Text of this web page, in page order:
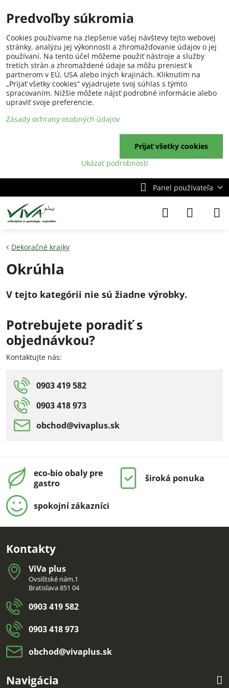
Panel používateľa
Dekoračné krajky
Okrúhla
Potrebujete poradiť s
objednávkou?
Kontaktujte nás:
0903 419 582
0903 418 973
obchod​@vivaplus​.sk
eco-bio obaly pre
gastro
široká ponuka
spokojní zákazníci
Kontakty
ViVa plus
Ovsištské nám.1
Bratislava 851 04
0903 419 582
0903 418 973
obchod​@vivaplus​.sk
Navigácia
Predvoľby súkromia
Cookies používame na zlepšenie vašej návštevy tejto webovej
stránky, analýzu jej výkonnosti a zhromažďovanie údajov o jej
používaní. Na tento účel môžeme použiť nástroje a služby
tretích strán a zhromaždené údaje sa môžu preniesť k
partnerom v EÚ, USA alebo iných krajinách. Kliknutím na
„Prijať všetky cookies“ vyjadrujete svoj súhlas s týmto
spracovaním. Nižšie môžete nájsť podrobné informácie alebo
upraviť svoje preferencie.
Zásady ochrany osobných údajov
Ukázať podrobnosti
Prijať všetky cookies